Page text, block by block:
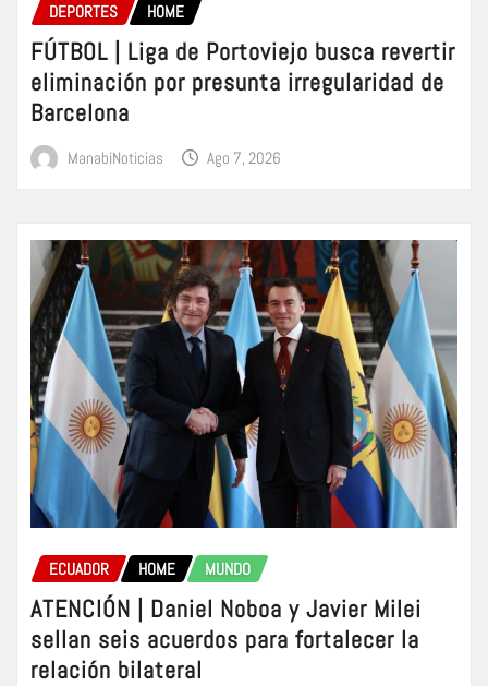
DEPORTES HOME
FÚTBOL | Liga de Portoviejo busca revertir
eliminación por presunta irregularidad de
Barcelona
ManabiNoticias Ago 7, 2026
ECUADOR HOME MUNDO
ATENCIÓN | Daniel Noboa y Javier Milei
sellan seis acuerdos para fortalecer la
relación bilateral